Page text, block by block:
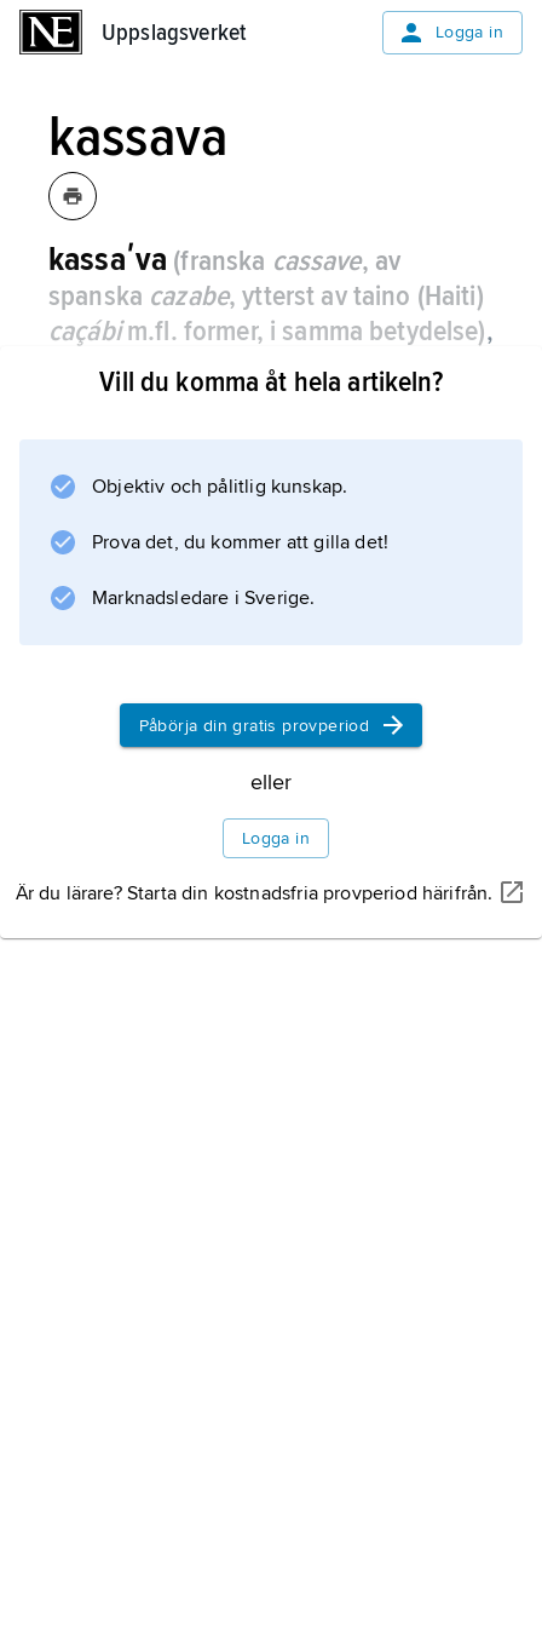
Uppslagsverket Logga in
kassava
kassaʹva (franska cassave, av
spanska cazabe, ytterst av taino (Haiti)
caçábim.fl. former, i samma betydelse),
annat namn på växtarten maniok .
Vill du komma åt hela artikeln?
Objektiv och pålitlig kunskap.
Prova det, du kommer att gilla det!
Marknadsledare i Sverige.
Påbörja din gratis provperiod
eller
Logga in
Är du lärare? Starta din kostnadsfria provperiod härifrån.